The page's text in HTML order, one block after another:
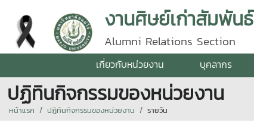
งานศิษย์เก่าสัมพันธ์
Alumni Relations Section
เกี่ยวกับหน่วยงาน บุคลากร
ปฏิทินกิจกรรมของหน่วยงาน
หน้าแรก ปฏิทินกิจกรรมของหน่วยงาน รายวัน